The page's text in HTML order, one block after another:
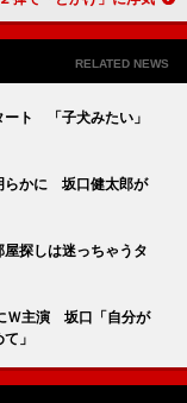
RELATED NEWS
ート 「子犬みたい」
らかに 坂口健太郎が
探しは迷っちゃうタ
Ｗ主演 坂口「自分が
」